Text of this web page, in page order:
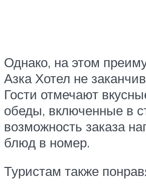
Однако, на этом
Азка Хотел не
Гости отмечают
обеды, включенные в
возможность заказа
блюд в номер.
Туристам также